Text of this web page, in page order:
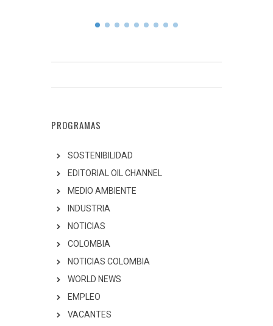
PROGRAMAS
SOSTENIBILIDAD
EDITORIAL OIL CHANNEL
MEDIO AMBIENTE
INDUSTRIA
NOTICIAS
COLOMBIA
NOTICIAS COLOMBIA
WORLD NEWS
EMPLEO
VACANTES